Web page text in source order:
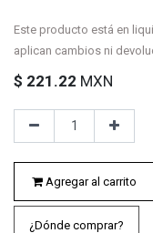
Este producto está en
aplican cambios ni
$ 221.22 MXN
Agregar al carrito
¿Dónde comprar?